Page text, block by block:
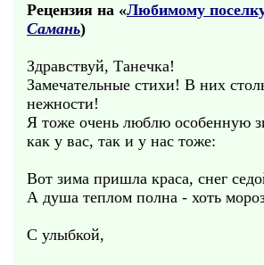
Рецензия на «Любимому
Самань)
Здравствуй, Танечка!
Замечательные стихи! В них
нежности!
Я тоже очень люблю особенную
как у вас, так и у нас тоже:
Вот зима пришла краса, снег
А душа теплом полна - хоть
С улыбкой,